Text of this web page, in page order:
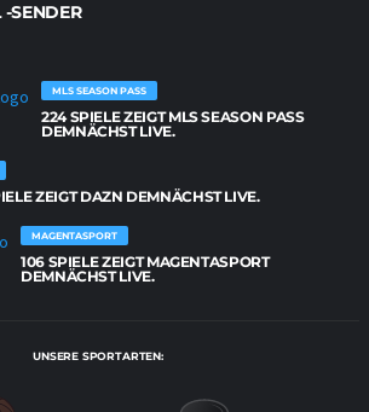
MLS SEASON PASS
224 SPIELE ZEIGT MLS SEASON PASS
DEMNÄCHST LIVE.
ZEIGT DAZN DEMNÄCHST LIVE.
MAGENTASPORT
106 SPIELE ZEIGT MAGENTASPORT
DEMNÄCHST LIVE.
UNSERE SPORTARTEN: